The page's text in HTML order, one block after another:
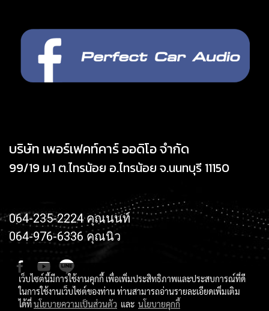
บริษัท เพอร์เฟคท์คาร์ ออดิโอ จำกัด
99/19 ม.1 ต.ไทรน้อย อ.ไทรน้อย จ.นนทบุรี 11150
064-235-2224 คุณนนท์
064-976-6336 คุณนิว
เว็บไซต์นี้มีการใช้งานคุกกี้ เพื่อเพิ่มประสิทธิภาพและประสบการณ์ที่ดี
ในการใช้งานเว็บไซต์ของท่าน ท่านสามารถอ่านรายละเอียดเพิ่มเติม
ได้ที่นโยบายความเป็นส่วนตัว และ นโยบายคุกกี้